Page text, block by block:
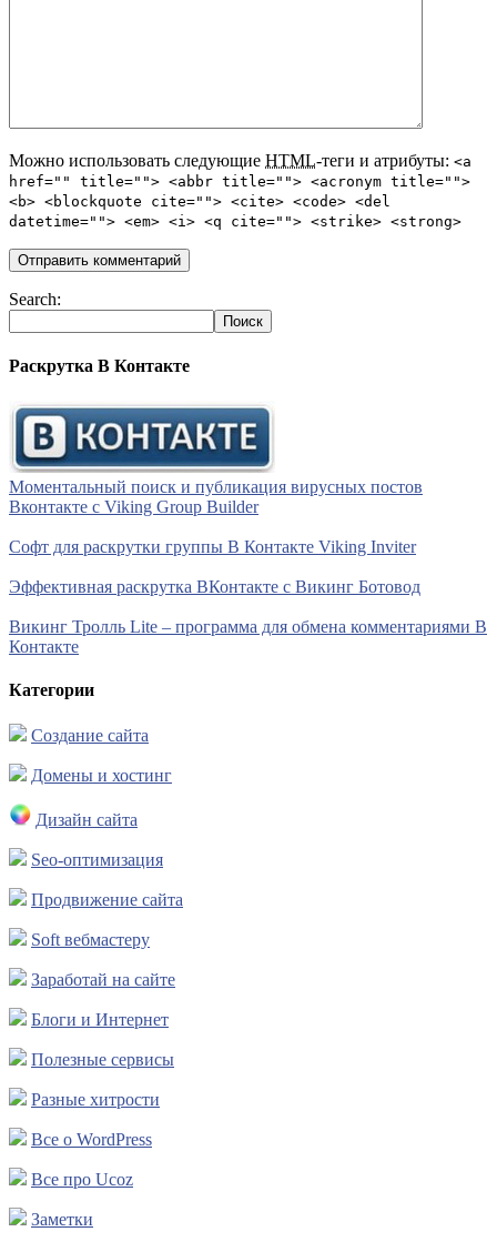
Можно использовать следующие HTML-теги и атрибуты: <a
href="" title=""> <abbr title=""> <acronym title="">
<b> <blockquote cite=""> <cite> <code> <del
datetime=""> <em> <i> <q cite=""> <strike> <strong>
Search:
Раскрутка В Контакте
Моментальный поиск и публикация вирусных постов
Вконтакте с Viking Group Builder
Софт для раскрутки группы В Контакте Viking Inviter
Эффективная раскрутка ВКонтакте с Викинг Ботовод
Викинг Тролль Lite – программа для обмена комментариями В
Контакте
Категории
Создание сайта
Домены и хостинг
Дизайн сайта
Seo-оптимизация
Продвижение сайта
Soft вебмастеру
Заработай на сайте
Блоги и Интернет
Полезные сервисы
Разные хитрости
Все о WordPress
Все про Ucoz
Заметки